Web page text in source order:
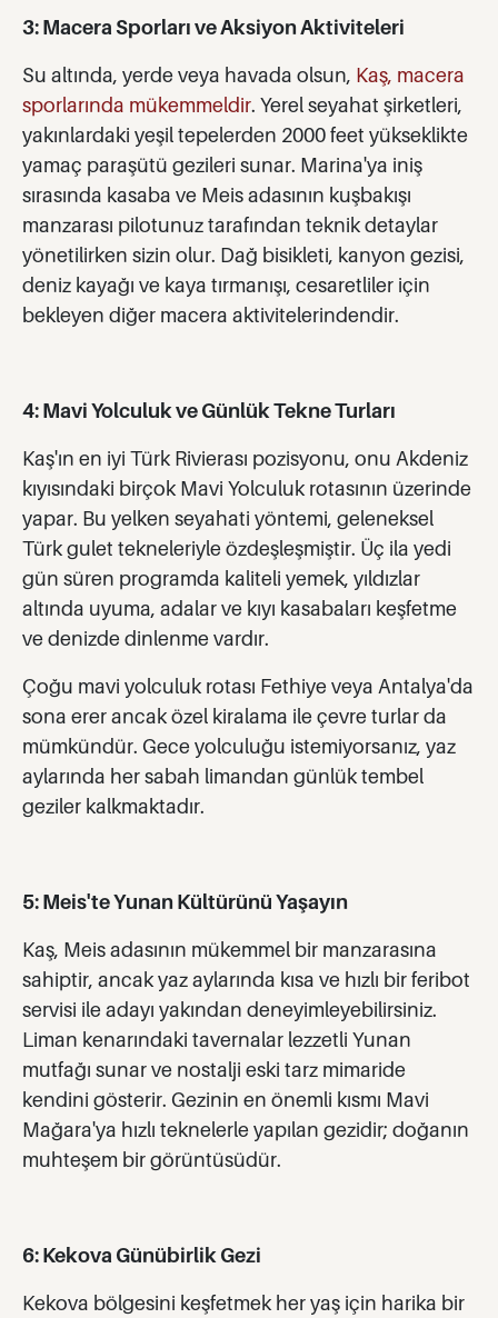
3: Macera Sporları ve Aksiyon Aktiviteleri
Su altında, yerde veya havada olsun, Kaş, macera
sporlarında mükemmeldir. Yerel seyahat şirketleri,
yakınlardaki yeşil tepelerden 2000 feet yükseklikte
yamaç paraşütü gezileri sunar. Marina'ya iniş
sırasında kasaba ve Meis adasının kuşbakışı
manzarası pilotunuz tarafından teknik detaylar
yönetilirken sizin olur. Dağ bisikleti, kanyon gezisi,
deniz kayağı ve kaya tırmanışı, cesaretliler için
bekleyen diğer macera aktivitelerindendir.
4: Mavi Yolculuk ve Günlük Tekne Turları
Kaş'ın en iyi Türk Rivierası pozisyonu, onu Akdeniz
kıyısındaki birçok Mavi Yolculuk rotasının üzerinde
yapar. Bu yelken seyahati yöntemi, geleneksel
Türk gulet tekneleriyle özdeşleşmiştir. Üç ila yedi
gün süren programda kaliteli yemek, yıldızlar
altında uyuma, adalar ve kıyı kasabaları keşfetme
ve denizde dinlenme vardır.
Çoğu mavi yolculuk rotası Fethiye veya Antalya'da
sona erer ancak özel kiralama ile çevre turlar da
mümkündür. Gece yolculuğu istemiyorsanız, yaz
aylarında her sabah limandan günlük tembel
geziler kalkmaktadır.
5: Meis'te Yunan Kültürünü Yaşayın
Kaş, Meis adasının mükemmel bir manzarasına
sahiptir, ancak yaz aylarında kısa ve hızlı bir feribot
servisi ile adayı yakından deneyimleyebilirsiniz.
Liman kenarındaki tavernalar lezzetli Yunan
mutfağı sunar ve nostalji eski tarz mimaride
kendini gösterir. Gezinin en önemli kısmı Mavi
Mağara'ya hızlı teknelerle yapılan gezidir; doğanın
muhteşem bir görüntüsüdür.
6: Kekova Günübirlik Gezi
Kekova bölgesini keşfetmek her yaş için harika bir